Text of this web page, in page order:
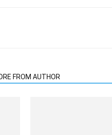
FROM AUTHOR